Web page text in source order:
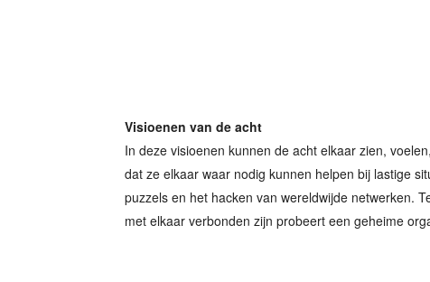
Visioenen van de acht
In deze visioenen kunnen de acht elkaar zien,
dat ze elkaar waar nodig kunnen helpen bij lastige
puzzels en het hacken van wereldwijde netwerken.
met elkaar verbonden zijn probeert een geheime